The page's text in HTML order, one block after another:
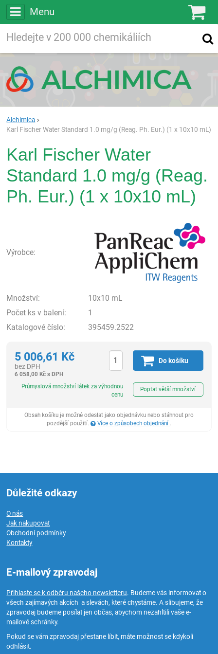
Menu
Vyhledávání
Alchimica
Karl Fischer Water Standard 1.0 mg/g (Reag. Ph. Eur.) (1 x 10x10 mL)
Karl Fischer Water
Standard 1.0 mg/g (Reag.
Ph. Eur.) (1 x 10x10 mL)
Výrobce:
Množství:
10x10 mL
Počet ks v balení:
1
Katalogové číslo:
395459.2522
5 006,61 Kč
bez DPH
6 058,00Kč s DPH
Do košíku
Průmyslová množství látek za výhodnou
cenu
Poptat větší množství
Obsah košíku je možné odeslat jako objednávku nebo stáhnout pro
pozdější použití.
Více o způsobech objednání .
Důležité odkazy
O nás
Jak nakupovat
Obchodní podmínky
Kontakty
E-mailový zpravodaj
Přihlaste se k odběru našeho newsletteru. Budeme vás informovat o
všech zajímavých akcích a slevách, které chystáme. A slibujeme, že
zpravodaj budeme posílat jen občas, abychom nezahltili vaše e-
mailové schránky.
Pokud se vám zpravodaj přestane líbit, máte možnost se kdykoli
odhlásit.